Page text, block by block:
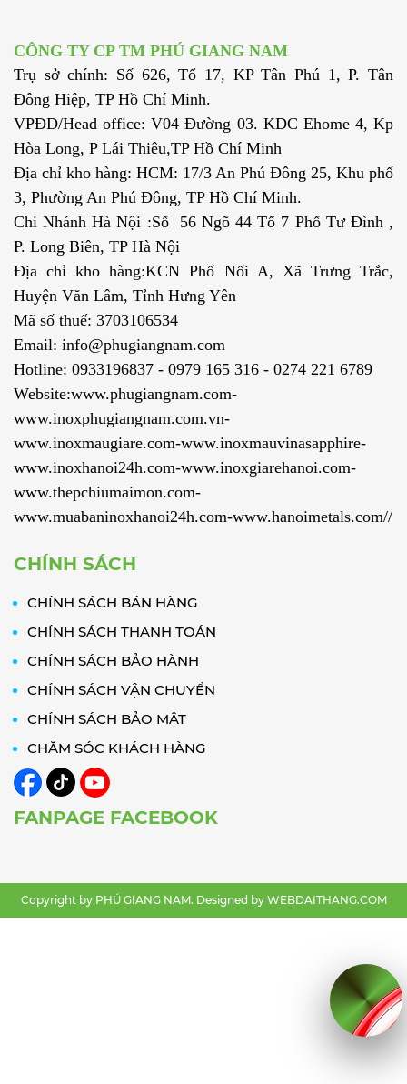
CÔNG TY CP TM PHÚ GIANG NAM
Trụ sở chính: Số 626, Tổ 17, KP Tân Phú 1, P. Tân
Đông Hiệp, TP Hồ Chí Minh.
VPĐD/Head office: V04 Đường 03. KDC Ehome 4, Kp
Hòa Long, P Lái Thiêu,TP Hồ Chí Minh
Địa chỉ kho hàng: HCM: 17/3 An Phú Đông 25, Khu phố
3, Phường An Phú Đông, TP Hồ Chí Minh.
Chi Nhánh Hà Nội :Số 56 Ngõ 44 Tổ 7 Phố Tư Đình ,
P. Long Biên, TP Hà Nội
Địa chỉ kho hàng:KCN Phố Nối A, Xã Trưng Trắc,
Huyện Văn Lâm, Tỉnh Hưng Yên
Mã số thuế: 3703106534
Email: info@phugiangnam.com
Hotline: 0933196837 - 0979 165 316 - 0274 221 6789
Website:www.phugiangnam.com-
www.inoxphugiangnam.com.vn-
www.inoxmaugiare.com-www.inoxmauvinasapphire-
www.inoxhanoi24h.com-www.inoxgiarehanoi.com-
www.thepchiumaimon.com-
www.muabaninoxhanoi24h.com-www.hanoimetals.com//
CHÍNH SÁCH
CHÍNH SÁCH BÁN HÀNG
CHÍNH SÁCH THANH TOÁN
CHÍNH SÁCH BẢO HÀNH
CHÍNH SÁCH VẬN CHUYỂN
CHÍNH SÁCH BẢO MẬT
CHĂM SÓC KHÁCH HÀNG
FANPAGE FACEBOOK
Copyright by PHÚ GIANG NAM. Designed by WEBDAITHANG.COM